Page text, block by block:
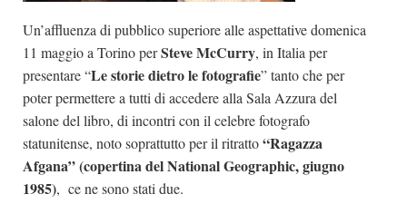
Tabù Festival 2014
A Tutto Volume
Salone di Torino
Un’affluenza di pubblico superiore alle aspettative domenica
11 maggio a Torino perSteve McCurry, in Italia per
presentare “Le storie dietro le fotografie” tanto che per
poter permettere a tutti di accedere alla Sala Azzura del
salone del libro, di incontri con il celebre fotografo
statunitense, noto soprattutto per il ritratto“Ragazza
Afgana” (copertina del National Geographic, giugno
1985), ce ne sono stati due.